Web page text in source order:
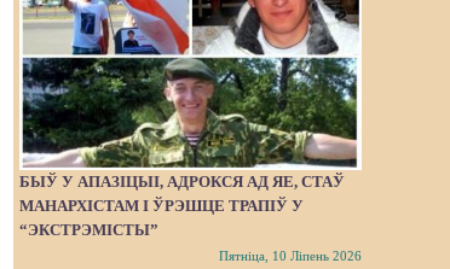
БЫЎ У АПАЗІЦЫІ, АДРОКСЯ АД ЯЕ, СТАЎ
МАНАРХІСТАМ І ЎРЭШЦЕ ТРАПІЎ У
“ЭКСТРЭМІСТЫ”
Пятніца, 10 Ліпень 2026